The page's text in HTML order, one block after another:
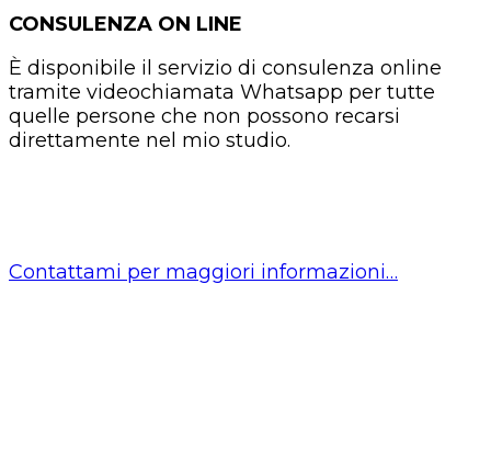
CONSULENZA ON LINE
È disponibile il servizio di consulenza online
tramite videochiamata Whatsapp per tutte
quelle persone che non possono recarsi
direttamente nel mio studio.
Contattami per maggiori informazioni…